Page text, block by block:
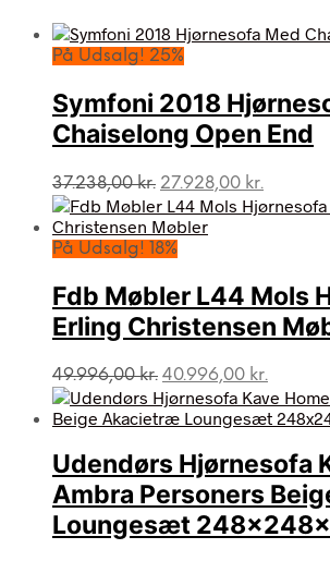
På Udsalg! 25%
Symfoni 2018
Chaiselong Open End
37.238,00kr. Den
oprindelige
pris
var:
27.928,00 kr.
aktuelle
På Udsalg! 18%
Fdb Møbler L44 Mols
Erling Christensen
49.996,00kr. Den
oprindelige
pris
49.996,00 kr..
40.996,00 kr.
aktuelle
pris
Udendørs Hjørnesofa
Ambra Personers
Loungesæt